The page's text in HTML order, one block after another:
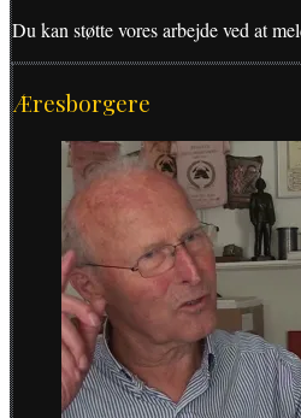
Du kan støtte vores arbejde ved at
Æresborgere